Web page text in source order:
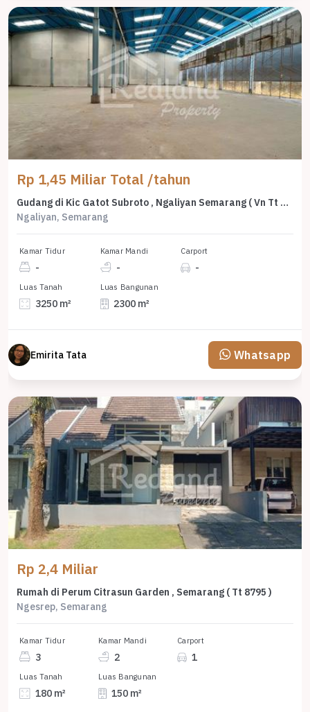
Rp 1,45 Miliar Total /tahun
Gudang di Kic Gatot Subroto , Ngaliyan Semarang ( Vn Tt 8845 )
Ngaliyan, Semarang
Kamar Tidur
-
Kamar Mandi
-
Carport
-
Luas Tanah
3250 m²
Luas Bangunan
2300 m²
Emirita Tata Whatsapp
Rp 2,4 Miliar
Rumah di Perum Citrasun Garden , Semarang ( Tt 8795 )
Ngesrep, Semarang
Kamar Tidur
3
Kamar Mandi
2
Carport
1
Luas Tanah
180 m²
Luas Bangunan
150 m²